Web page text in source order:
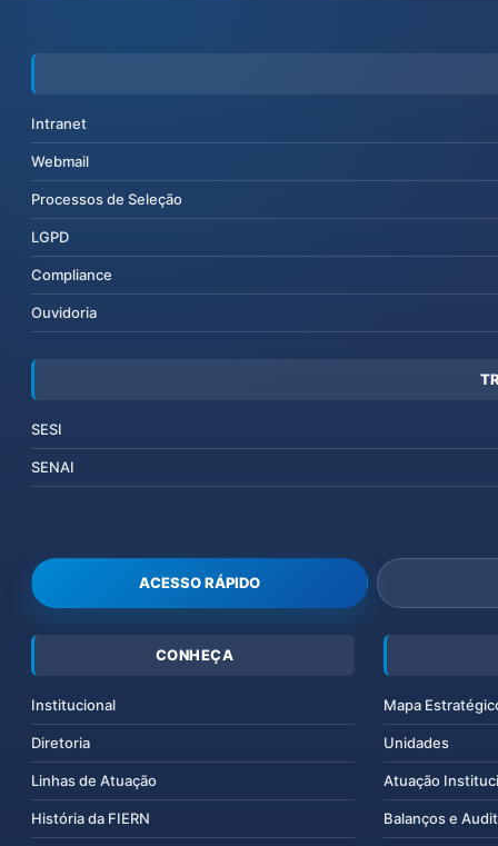
Intranet
Webmail
Processos de Seleção
LGPD
Compliance
Ouvidoria
SESI
SENAI
ACESSO RÁPIDO
CONHEÇA
Institucional
Diretoria
Linhas de Atuação
História da FIERN
Mapa
Unidades
Atuação
Balanços e